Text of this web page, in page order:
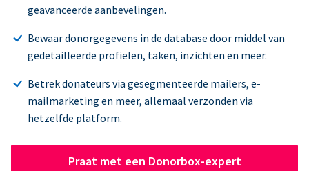
geavanceerde aanbevelingen.
Bewaar donorgegevens in de database door middel van
gedetailleerde profielen, taken, inzichten en meer.
Betrek donateurs via gesegmenteerde mailers, e-
mailmarketing en meer, allemaal verzonden via
hetzelfde platform.
Praat met een Donorbox-expert